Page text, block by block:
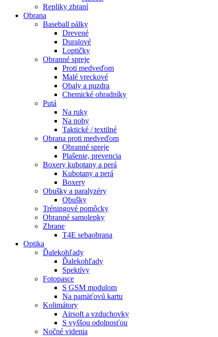
Repliky zbraní
Obrana
Baseball pálky
Drevené
Duralové
Loptičky
Obranné spreje
Proti medveďom
Malé vreckové
Obaly a puzdra
Chemické ohradníky
Putá
Na ruky
Na nohy
Taktické / textilné
Obrana proti medveďom
Obranné spreje
Plašenie, prevencia
Boxery kubotany a perá
Kubotany a perá
Boxery
Obušky a paralyzéry
Obušky
Tréningové pomôcky
Obranné samolepky
Zbrane
T4E sebaobrana
Optika
Ďalekohľady
Ďalekohľady
Spektívy
Fotopasce
S GSM modulom
Na pamäťovú kartu
Kolimátory
Airsoft a vzduchovky
S vyššou odolnosťou
Nočné videnia